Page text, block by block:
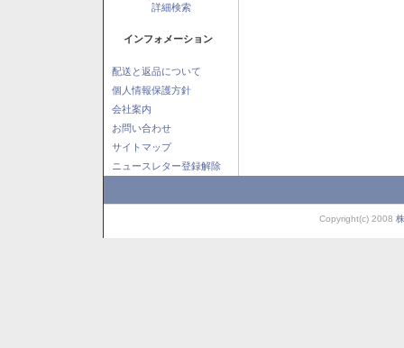
詳細検索
インフォメーション
配送と返品について
個人情報保護方針
会社案内
お問い合わせ
サイトマップ
ニュースレター登録解除
Copyright(c) 2008